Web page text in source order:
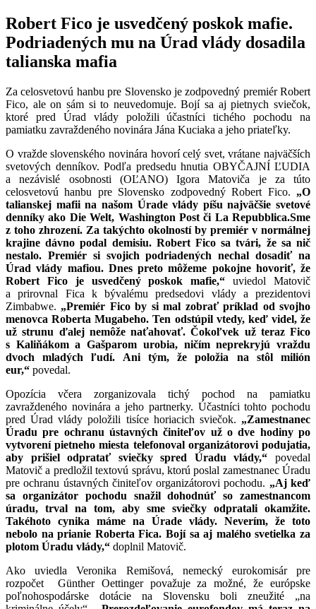
Robert Fico je usvedčený poskok mafie.
Podriadených mu na Úrad vlády dosadila
talianska mafia
Za celosvetovú hanbu pre Slovensko je zodpovedný premiér Robert
Fico, ale on sám si to neuvedomuje. Bojí sa aj pietnych sviečok,
ktoré pred Úrad vlády položili účastníci tichého pochodu na
pamiatku zavraždeného novinára Jána Kuciaka a jeho priateľky.
O vražde slovenského novinára hovorí celý svet, vrátane najväčších
svetových denníkov. Podľa predsedu hnutia OBYČAJNÍ ĽUDIA
a nezávislé osobnosti (OĽANO) Igora Matoviča je za túto
celosvetovú hanbu pre Slovensko zodpovedný Robert Fico. „O
talianskej mafii na našom Úrade vlády píšu najväčšie svetové
denníky ako Die Welt, Washington Post či La Repubblica.Sme
z toho zhrození. Za takýchto okolností by premiér v normálnej
krajine dávno podal demisiu. Robert Fico sa tvári, že sa nič
nestalo. Premiér si svojich podriadených nechal dosadiť na
Úrad vlády mafiou. Dnes preto môžeme pokojne hovoriť, že
Robert Fico je usvedčený poskok mafie,“ uviedol Matovič
a prirovnal Fica k bývalému predsedovi vlády a prezidentovi
Zimbabwe. „Premiér Fico by si mal zobrať príklad od svojho
menovca Roberta Mugabeho. Ten odstúpil vtedy, keď videl, že
už strunu ďalej nemôže naťahovať. Čokoľvek už teraz Fico
s Kaliňákom a Gašparom urobia, ničím neprekryjú vraždu
dvoch mladých ľudí. Ani tým, že položia na stôl milión
eur,“ povedal.
Opozícia včera zorganizovala tichý pochod na pamiatku
zavraždeného novinára a jeho partnerky. Účastníci tohto pochodu
pred Úrad vlády položili tisíce horiacich sviečok. „Zamestnanec
Úradu pre ochranu ústavných činiteľov už o dve hodiny po
vytvorení pietneho miesta telefonoval organizátorovi podujatia,
aby prišiel odpratať sviečky spred Úradu vlády,“ povedal
Matovič a predložil textovú správu, ktorú poslal zamestnanec Úradu
pre ochranu ústavných činiteľov organizátorovi pochodu. „Aj keď
sa organizátor pochodu snažil dohodnúť so zamestnancom
úradu, trval na tom, aby sme sviečky odpratali okamžite.
Takéhoto cynika máme na Úrade vlády. Neverím, že toto
nebolo na prianie Roberta Fica. Bojí sa aj malého svetielka za
plotom Úradu vlády,“ doplnil Matovič.
Ako uviedla Veronika Remišová, nemecký eurokomisár pre
rozpočet Günther Oettinger považuje za možné, že európske
poľnohospodárske dotácie na Slovensku boli zneužité „na